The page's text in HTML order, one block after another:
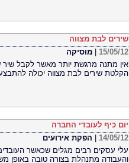
שירים לבת מצווה
15/05/12
מוסיקה
אין מתנה מרגשת יותר מאשר לקבל שיר
הקלטת שירים לבת מצווה יכולה
יום כיף לעובדי החברה
14/05/12
הפקת אירועים
עלי עסקים רבים מגלים שכאשר
והעבודה מתנהלת בצורה טובה באופן